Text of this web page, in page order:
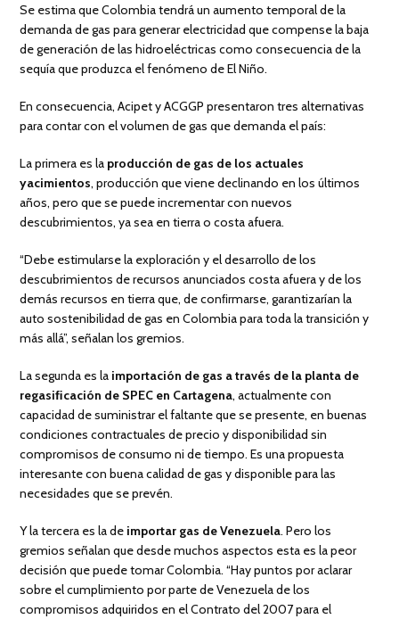
Se estima que Colombia tendrá un aumento temporal de la
demanda de gas para generar electricidad que compense la baja
de generación de las hidroeléctricas como consecuencia de la
sequía que produzca el fenómeno de El Niño.
En consecuencia, Acipet y ACGGP presentaron tres alternativas
para contar con el volumen de gas que demanda el país:
La primera es la producción de gas de los actuales
yacimientos, producción que viene declinando en los últimos
años, pero que se puede incrementar con nuevos
descubrimientos, ya sea en tierra o costa afuera.
“Debe estimularse la exploración y el desarrollo de los
descubrimientos de recursos anunciados costa afuera y de los
demás recursos en tierra que, de conﬁrmarse, garantizarían la
auto sostenibilidad de gas en Colombia para toda la transición y
más allá”, señalan los gremios.
La segunda es la importación de gas a través de la planta de
regasiﬁcación de SPEC en Cartagena, actualmente con
capacidad de suministrar el faltante que se presente, en buenas
condiciones contractuales de precio y disponibilidad sin
compromisos de consumo ni de tiempo. Es una propuesta
interesante con buena calidad de gas y disponible para las
necesidades que se prevén.
Y la tercera es la de importar gas de Venezuela. Pero los
gremios señalan que desde muchos aspectos esta es la peor
decisión que puede tomar Colombia. “Hay puntos por aclarar
sobre el cumplimiento por parte de Venezuela de los
compromisos adquiridos en el Contrato del 2007 para el